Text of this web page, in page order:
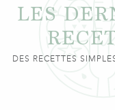
LES
DES RECETTES